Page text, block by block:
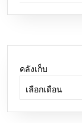
คลังเก็บ